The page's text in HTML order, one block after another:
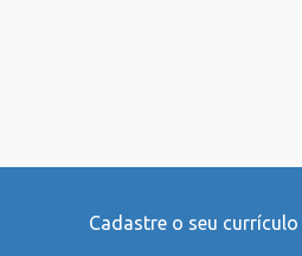
Cadastre o seu